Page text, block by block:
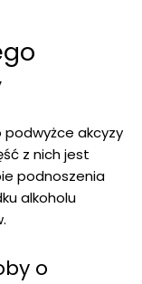
akcyzy
z nich jest
podnoszenia
alkoholu
o